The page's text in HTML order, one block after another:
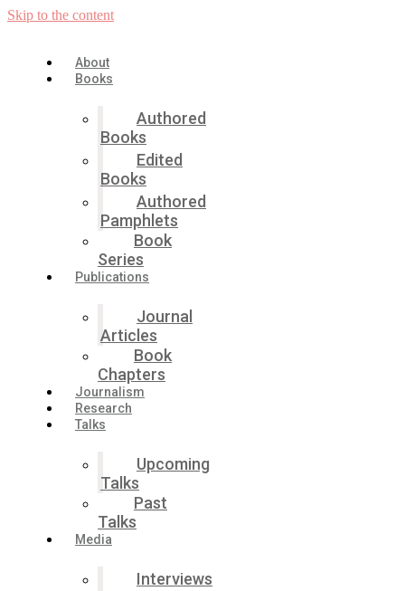
Skip to the content
About
Books
Authored
Books
Edited
Books
Authored
Pamphlets
Book
Series
Publications
Journal
Articles
Book
Chapters
Journalism
Research
Talks
Upcoming
Talks
Past
Talks
Media
Interviews